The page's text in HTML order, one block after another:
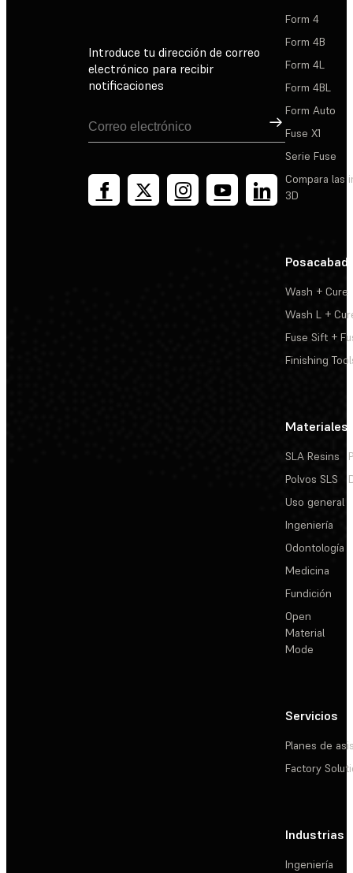
Introduce tu dirección de correo
electrónico para recibir
notificaciones
Suscribirse
Form 4
Form 4B
Form 4L
Form 4BL
Form Auto
Fuse X1
Serie Fuse
Compara las
3D
Wash + Cure
Wash L +
Fuse Sift +
Finishing
Materiales
SLA Resins
Polvos SLS
Uso general
Ingeniería
Odontología
Medicina
Fundición
Open
Material
Mode
Servicios
Planes de
Factory
Industrias
Ingeniería